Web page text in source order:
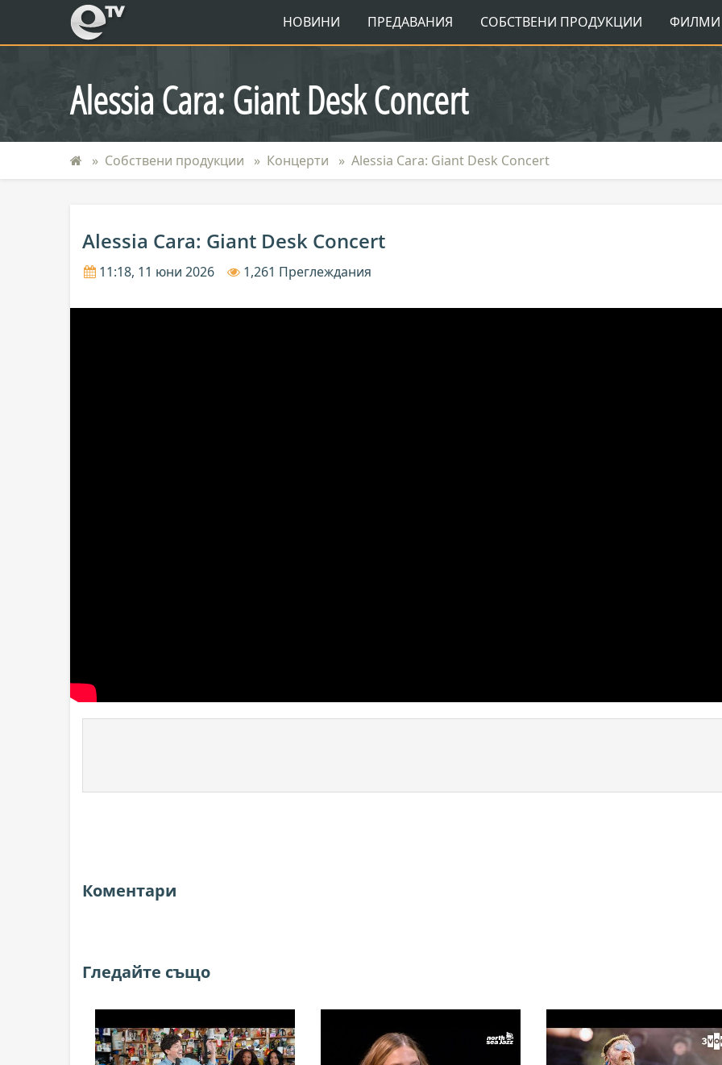
eTV НОВИНИ ПРЕДАВАНИЯ СОБСТВЕНИ ПРОДУКЦИИ ФИЛМИ
Alessia Cara: Giant Desk Concert
Собствени продукции Концерти Alessia Cara: Giant Desk Concert
Alessia Cara: Giant Desk Concert
11:18, 11 юни 2026 1,261 Преглеждания
Коментари
Гледайте също